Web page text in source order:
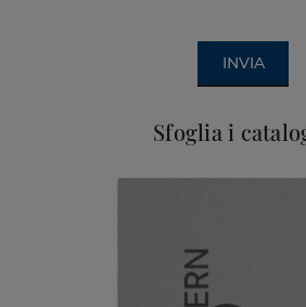
Sfoglia i
INVIA